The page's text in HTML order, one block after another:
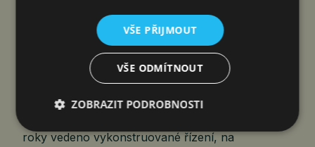
Společnost Ridera Bohemia, proti které bylo
roky vedeno vykonstruované řízení, na
VŠE PŘIJMOUT
VŠE ODMÍTNOUT
ZOBRAZIT PODROBNOSTI